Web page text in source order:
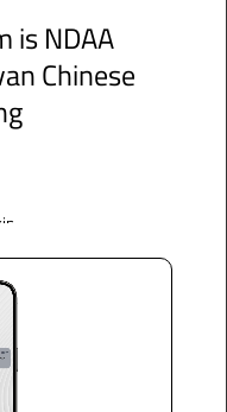
is NDAA
Chinese